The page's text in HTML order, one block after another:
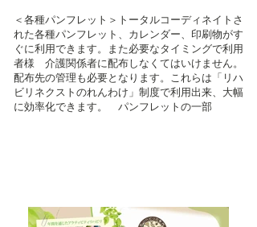
＜各種パンフレット＞トータルコーディネイトさ
れた各種パンフレット、カレンダー、印刷物がす
ぐに利用できます。また必要なタイミングで利用
者様 介護関係者に配布しなくてはいけません。
配布先の管理も必要となります。これらは「リハ
ビリネクストのれんわけ」制度で利用出来、大幅
に効率化できます。 パンフレットの一部